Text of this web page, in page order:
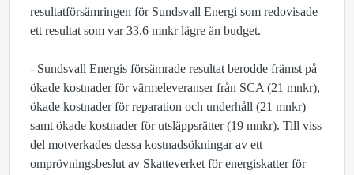
resultatförsämringen för Sundsvall Energi som redovisade
ett resultat som var 33,6 mnkr lägre än budget.
- Sundsvall Energis försämrade resultat berodde främst på
ökade kostnader för värmeleveranser från SCA (21 mnkr),
ökade kostnader för reparation och underhåll (21 mnkr)
samt ökade kostnader för utsläppsrätter (19 mnkr). Till viss
del motverkades dessa kostnadsökningar av ett
omprövningsbeslut av Skatteverket för energiskatter för